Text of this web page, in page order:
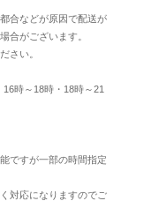
合などが原因で配送が
合がございます。
さい。
時～18時・18時～21
ですが一部の時間指定
対応になりますのでご